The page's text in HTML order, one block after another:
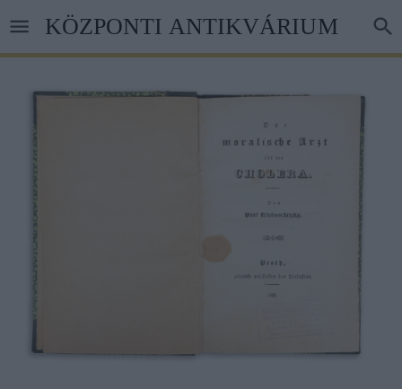
tartalomra
KÖZPONTI ANTIKVÁRIUM